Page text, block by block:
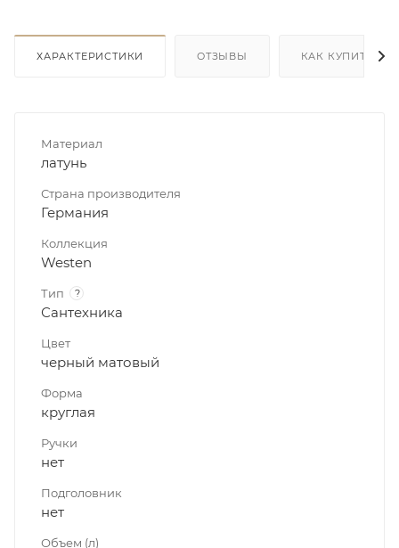
ХАРАКТЕРИСТИКИ ОТЗЫВЫ КАК КУПИТЬ
Материал
латунь
Страна производителя
Германия
Коллекция
Westen
Тип ?
Сантехника
Цвет
черный матовый
Форма
круглая
Ручки
нет
Подголовник
нет
Объем (л)